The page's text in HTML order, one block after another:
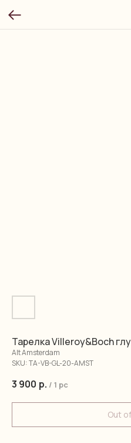
Тарелка Villeroy&Boch
Alt Amsterdam
SKU:TA-VB-GL-20-AMST
3 900 р. / 1 pc
Out